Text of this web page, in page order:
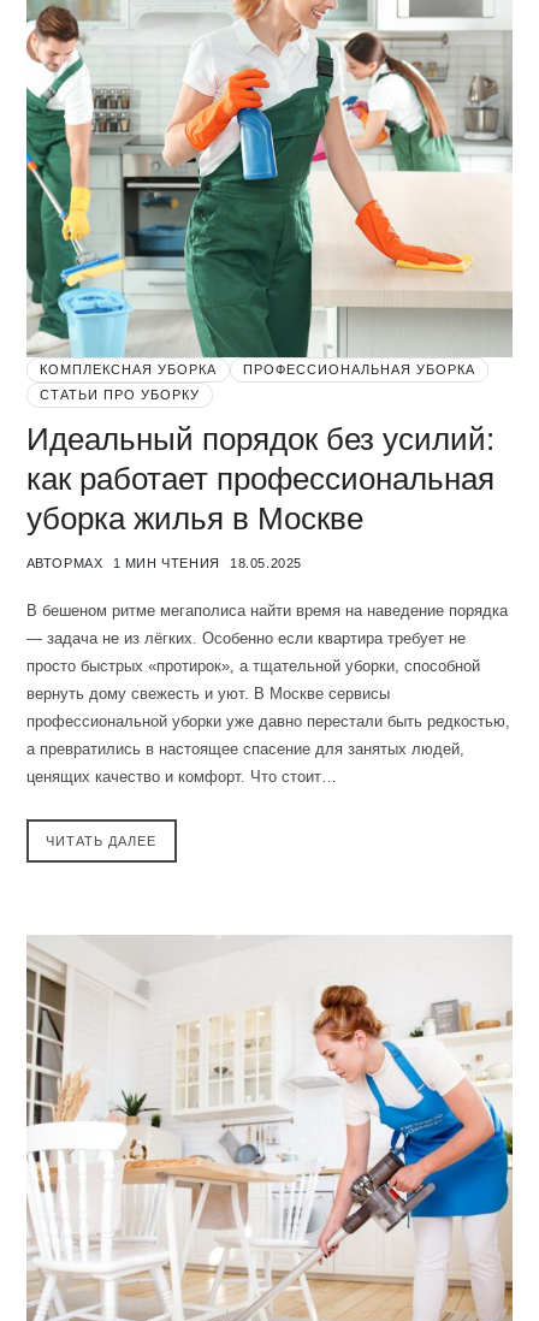
КОМПЛЕКСНАЯ УБОРКА
ПРОФЕССИОНАЛЬНАЯ УБОРКА
СТАТЬИ ПРО УБОРКУ
Идеальный порядок без усилий:
как работает профессиональная
уборка жилья в Москве
АВТОРMAX 1 МИН ЧТЕНИЯ 18.05.2025
В бешеном ритме мегаполиса найти время на наведение порядка
— задача не из лёгких. Особенно если квартира требует не
просто быстрых «протирок», а тщательной уборки, способной
вернуть дому свежесть и уют. В Москве сервисы
профессиональной уборки уже давно перестали быть редкостью,
а превратились в настоящее спасение для занятых людей,
ценящих качество и комфорт. Что стоит…
ЧИТАТЬ ДАЛЕЕ